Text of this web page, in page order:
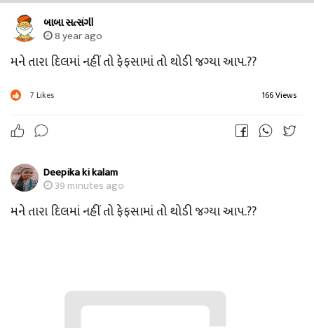
બાબા સત્સંગી
8 year ago
મને તારા દિલમાં નહીં તો ફેફસામાં તો થોડી જગ્યા આપ.??
7 Likes 166 Views
Deepika ki kalam
39 minutes ago
મને તારા દિલમાં નહીં તો ફેફસામાં તો થોડી જગ્યા આપ.??